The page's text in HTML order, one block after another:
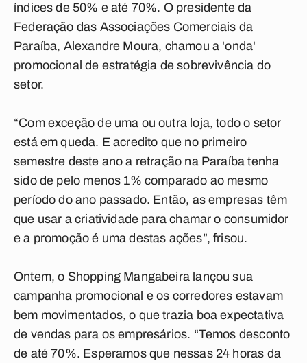
índices de 50% e até 70%. O presidente da
Federação das Associações Comerciais da
Paraíba, Alexandre Moura, chamou a 'onda'
promocional de estratégia de sobrevivência do
setor.
“Com exceção de uma ou outra loja, todo o setor
está em queda. E acredito que no primeiro
semestre deste ano a retração na Paraíba tenha
sido de pelo menos 1% comparado ao mesmo
período do ano passado. Então, as empresas têm
que usar a criatividade para chamar o consumidor
e a promoção é uma destas ações”, frisou.
Ontem, o Shopping Mangabeira lançou sua
campanha promocional e os corredores estavam
bem movimentados, o que trazia boa expectativa
de vendas para os empresários. “Temos desconto
de até 70%. Esperamos que nessas 24 horas da